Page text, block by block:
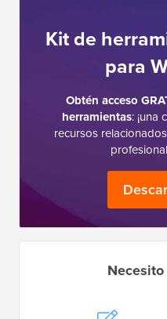
Kit de
para
Obtén acceso
herramientas: ¡una
recursos